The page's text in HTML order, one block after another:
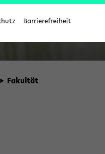
Fa­kul­tät
Barrierefreiheit